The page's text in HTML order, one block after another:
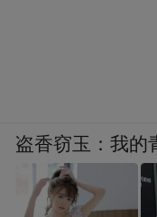
盗香窃玉：我的